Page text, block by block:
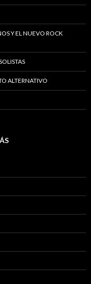
Y EL NUEVO ROCK
ALTERNATIVO